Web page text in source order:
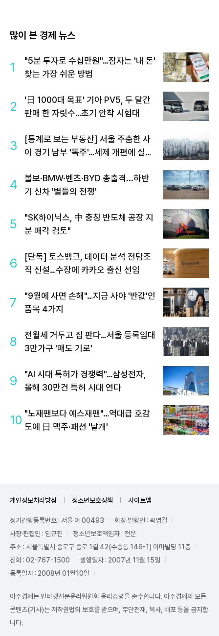
많이 본 경제 뉴스
1
"5분 투자로 수십만원"…잠자는 '내 돈'
찾는 가장 쉬운 방법
2
'日 1000대 목표' 기아 PV5, 두 달간
판매 한 자릿수…초기 안착 시험대
3
[통계로 보는 부동산] 서울 주춤한 사
이 경기 남부 '독주'…세제 개편에 실수
4
볼보·BMW·벤츠·BYD 총출격...하반
기 신차 '별들의 전쟁'
5
"SK하이닉스, 中 충칭 반도체 공장 지
분 매각 검토"
6
[단독] 토스뱅크, 데이터 분석 전담조
직 신설…수장에 카카오 출신 선임
7
"9월에 사면 손해"…지금 사야 '반값'인
품목 4가지
8
전월세 거두고 집 판다…서울 등록임대
3만가구 '매도 기로'
9
"AI 시대 특허가 경쟁력"…삼성전자,
올해 30만건 특허 시대 연다
10 "노재팬보다 예스재팬"…역대급 호감
도에 日 맥주·패션 '날개'
개인정보처리방침 청소년보호정책 사이트맵
정기간행등록번호 : 서울 아 00493
회장·발행인 : 곽영길
사장·편집인 : 임규진
청소년보호책임자 : 전운
주소 : 서울특별시 종로구 종로 1길 42(수송동 146-1) 이마빌딩 11층
전화 : 02-767-1500
발행일자 : 2007년 11월 15일
등록일자 : 2008년 01월10일
아주경제는 인터넷신문윤리위원회 윤리강령을 준수합니다. 아주경제의 모든
콘텐츠(기사)는 저작권법의 보호를 받으며, 무단전재, 복사, 배포 등을 금지합
니다.